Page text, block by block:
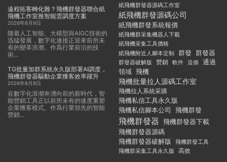
遠程拓客轉化難？飛機群發器聯合紙
飛機工作室推智能雲調度方案
2026年8月9日
随着人工智能、大模型與AIGC技術的
迅猛發展，數字化連接正迎來前所未
有的變革浪潮。作爲行業前沿的技
術...
TG批量加群系統永久版部署AI調度，
飛機群發器驅動企業獲客效率躍升
2026年8月8日
在數字化浪潮奔湧向前的新時代，智
能營銷工具正以前所未有的速度重塑
企業獲客模式。作爲行業領先的智能
營銷...
紙飛機群發器源碼工作室
紙飛機群發源碼公司
紙飛機群發系統報價
紙飛機群采集機器人下載
紙飛機采集工具價格
紙飛機附近人腳本定制
群發 群發器
群發器破解版 營銷 軟件 這個
通過
領域 飛機
飛機批量拉人源碼工作室
飛機拉人系統采購
飛機私信工具永久版
飛機私信腳本公司
飛機群發
飛機群發器 飛機群發器下載
飛機群發器源碼
飛機群發器破解版
飛機群發工具
飛機群采集工具永久版
高效